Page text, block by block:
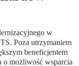
w
Poza utrzymaniem
beneficjentem
o możliwość wsparcia